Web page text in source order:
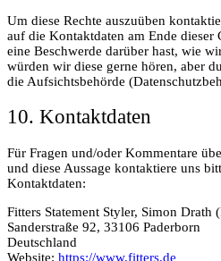
Um diese Rechte auszuüben
auf die Kontaktdaten am Ende
eine Beschwerde darüber hast, wie
würden wir diese gerne hören, aber
die Aufsichtsbehörde
10. Kontaktdaten
Für Fragen und/oder Kommentare
und diese Aussage kontaktiere uns
Kontaktdaten:
Fitters Statement Styler, Simon Drath
Sanderstraße 92, 33106 Paderborn
Deutschland
Website: https://www.fitters.de